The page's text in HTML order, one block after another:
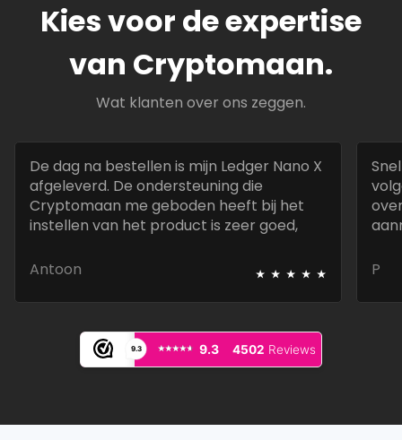
Kies voor de expertise
van Cryptomaan.
Wat klanten over ons zeggen.
De dag na bestellen is mijn Ledger Nano X
afgeleverd. De ondersteuning die
Cryptomaan me geboden heeft bij het
instellen van het product is zeer goed,
Antoon
⭑ ⭑ ⭑ ⭑ ⭑
P
9.3 ⭑⭑⭑⭑⭑
⭑⭑⭑⭑⭑ 9.3 4502 Reviews